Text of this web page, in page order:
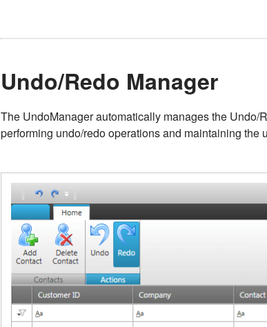
Undo/Redo Manager
The UndoManager automatically manages the
performing undo/redo operations and maintaining the